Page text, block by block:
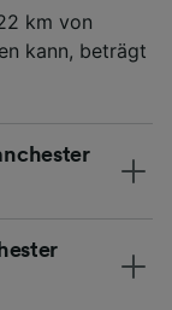
km von
kann, beträgt